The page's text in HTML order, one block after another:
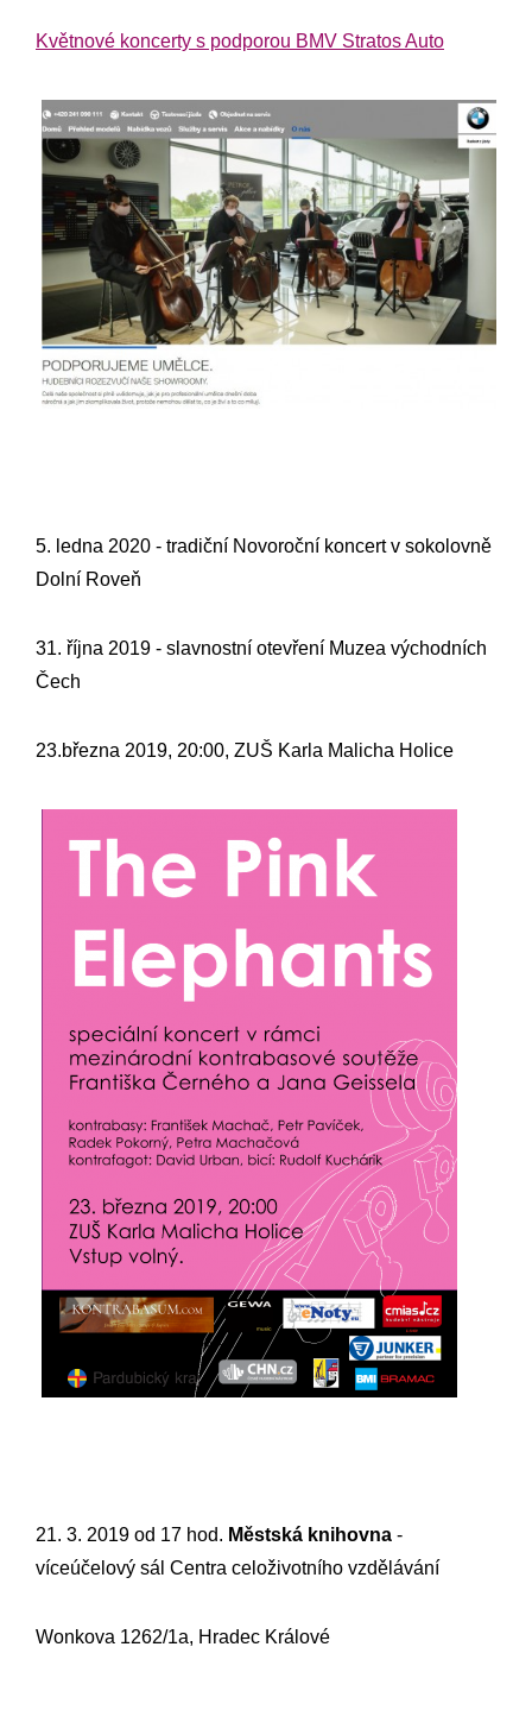
Květnové koncerty s podporou BMV Stratos Auto
5. ledna 2020 - tradiční Novoroční koncert v sokolovně
Dolní Roveň
31. října 2019 - slavnostní otevření Muzea východních
Čech
23.března 2019, 20:00, ZUŠ Karla Malicha Holice
21. 3. 2019 od 17 hod. Městská knihovna -
víceúčelový sál Centra celoživotního vzdělávání
Wonkova 1262/1a, Hradec Králové